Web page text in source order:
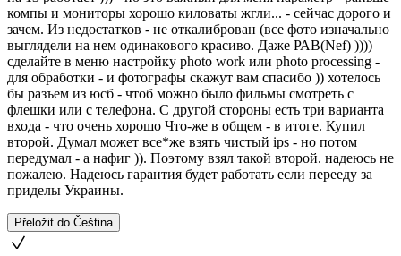
компы и мониторы хорошо киловаты жгли... - сейчас дорого и
зачем. Из недостатков - не откалиброван (все фото изначально
выглядели на нем одинакового красиво. Даже РАВ(Nef) ))))
сделайте в меню настройку photo work или photo processing -
для обработки - и фотографы скажут вам спасибо )) хотелось
бы разъем из юсб - чтоб можно было фильмы смотреть с
флешки или с телефона. С другой стороны есть три варианта
входа - что очень хорошо Что-же в общем - в итоге. Купил
второй. Думал может все*же взять чистый ips - но потом
передумал - а нафиг )). Поэтому взял такой второй. надеюсь не
пожалею. Надеюсь гарантия будет работать если перееду за
приделы Украины.
Přeložit do Čeština